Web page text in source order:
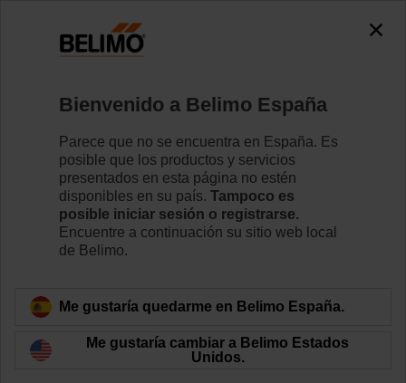
ZK2-GEN
Volver a categoría de productos
Bienvenido a Belimo España
Parece que no se encuentra en España. Es
posible que los productos y servicios
presentados en esta página no estén
disponibles en su país. Tampoco es
posible iniciar sesión o registrarse.
Encuentre a continuación su sitio web local
de Belimo.
Me gustaría quedarme en Belimo España.
Me gustaría cambiar a Belimo Estados
Unidos.